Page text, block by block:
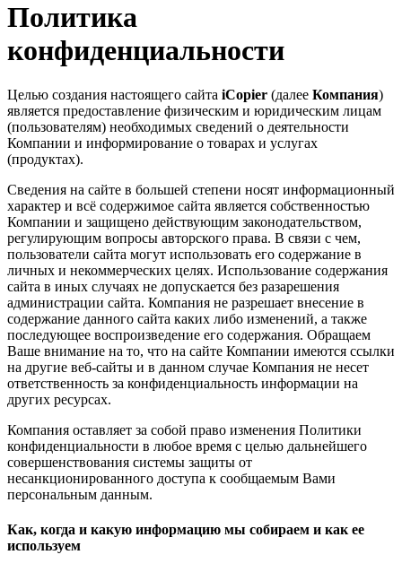
Политика
конфиденциальности
Целью создания настоящего сайта iCopier (далее Компания)
является предоставление физическим и юридическим лицам
(пользователям) необходимых сведений о деятельности
Компании и информирование о товарах и услугах
(продуктах).
Сведения на сайте в большей степени носят информационный
характер и всё содержимое сайта является собственностью
Компании и защищено действующим законодательством,
регулирующим вопросы авторского права. В связи с чем,
пользователи сайта могут использовать его содержание в
личных и некоммерческих целях. Использование содержания
сайта в иных случаях не допускается без разарешения
администрации сайта. Компания не разрешает внесение в
содержание данного сайта каких либо изменений, а также
последующее воспроизведение его содержания. Обращаем
Ваше внимание на то, что на сайте Компании имеются ссылки
на другие веб-сайты и в данном случае Компания не несет
ответственность за конфиденциальность информации на
других ресурсах.
Компания оставляет за собой право изменения Политики
конфиденциальности в любое время с целью дальнейшего
совершенствования системы защиты от
несанкционированного доступа к сообщаемым Вами
персональным данным.
Как, когда и какую информацию мы собираем и как ее
используем